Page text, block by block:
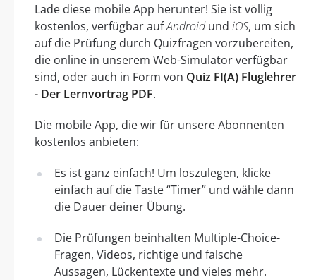
Lade diese mobile App herunter! Sie ist völlig
kostenlos, verfügbar aufAndroidund iOS, um sich
auf die Prüfung durch Quizfragen vorzubereiten,
die online in unserem Web-Simulator verfügbar
sind, oder auch in Form von Quiz FI(A) Fluglehrer
- Der Lernvortrag PDF.
Die mobile App, die wir für unsere Abonnenten
kostenlos anbieten:
Es ist ganz einfach! Um loszulegen, klicke
einfach auf die Taste “Timer” und wähle dann
die Dauer deiner Übung.
Die Prüfungen beinhalten Multiple-Choice-
Fragen, Videos, richtige und falsche
Aussagen, Lückentexte und vieles mehr.